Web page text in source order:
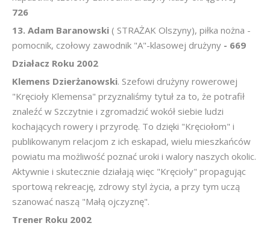
726
13. Adam Baranowski ( STRAŻAK Olszyny), piłka nożna -
pomocnik, czołowy zawodnik "A"-klasowej drużyny - 669
Działacz Roku 2002
Klemens Dzierżanowski. Szefowi drużyny rowerowej
"Kręcioły Klemensa" przyznaliśmy tytuł za to, że potrafił
znaleźć w Szczytnie i zgromadzić wokół siebie ludzi
kochających rowery i przyrodę. To dzięki "Kręciołom" i
publikowanym relacjom z ich eskapad, wielu mieszkańców
powiatu ma możliwość poznać uroki i walory naszych okolic.
Aktywnie i skutecznie działają więc "Kręcioły" propagując
sportową rekreację, zdrowy styl życia, a przy tym uczą
szanować naszą "Małą ojczyznę".
Trener Roku 2002